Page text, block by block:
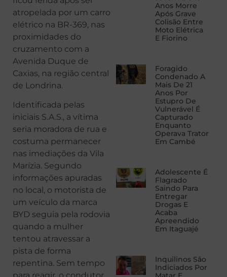
atropelada por um carro
elétrico na BR-369, nas
proximidades do
cruzamento com a
Avenida Duque de
Caxias, na região central
de Londrina.
Identificada pelas
iniciais S.A.S., a vítima
seria moradora de rua e
costuma permanecer
nas imediações da Vila
Marízia. Segundo
informações apuradas
no local, o motorista de
um veículo da marca
BYD seguia pela rodovia
quando a mulher
tentou atravessar a
pista de forma
repentina. Sem tempo
Anos Morre
Após Grave
Colisão Entre
Moto Elétrica
E Fiorino
Foragido
Condenado A
Mais De 21
Anos Por
Estupro De
Vulnerável É
Capturado
Enquanto
Operava Trator
Em Cambé
Adolescente É
Flagrado
Saindo Para
Entregar
Drogas E
Acaba
Apreendido
Em Itaguajé
Inquilinos São
Indiciados Por